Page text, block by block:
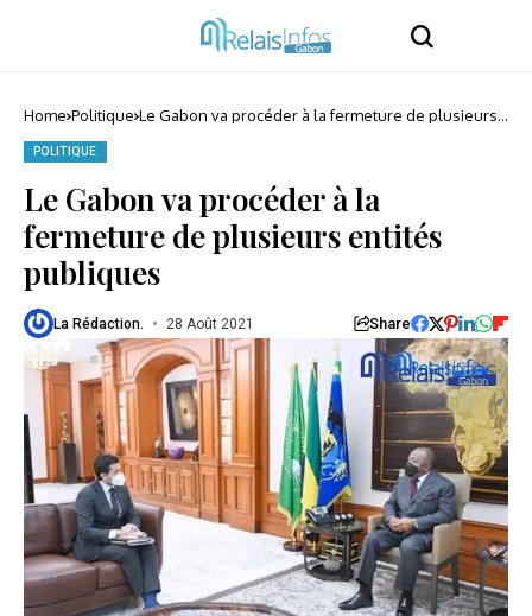
Home Politique Le Gabon va procéder à la fermeture de plusieurs
POLITIQUE
Le Gabon va procéder à la
fermeture de plusieurs entités
publiques
La Rédaction. 28 Août 2021 Share